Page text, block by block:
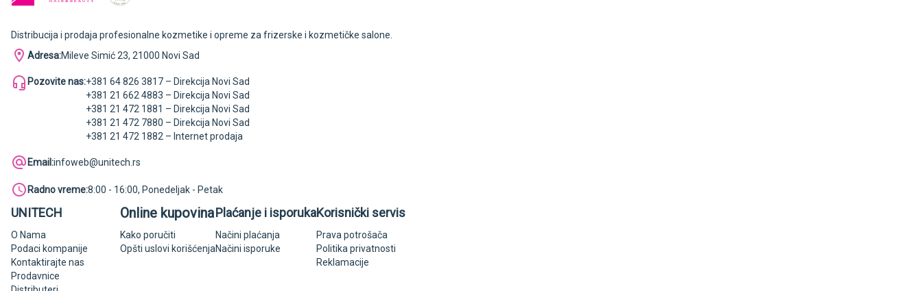
Distribucija i prodaja profesionalne kozmetike i opreme za frizerske i kozmetičke salone.
Adresa:Mileve Simić 23, 21000 Novi Sad
Pozovite nas:+381 64 826 3817 – Direkcija Novi Sad
+381 21 662 4883 – Direkcija Novi Sad
+381 21 472 1881 – Direkcija Novi Sad
+381 21 472 7880 – Direkcija Novi Sad
+381 21 472 1882 – Internet prodaja
Email:infoweb@unitech.rs
Radno vreme:8:00 - 16:00, Ponedeljak - Petak
UNITECH
O Nama
Podaci kompanije
Kontaktirajte nas
Prodavnice
Online kupovina
Kako poručiti
Opšti uslovi korišćenja
Plaćanje i isporuka
Načini plaćanja
Načini isporuke
Korisnički servis
Prava potrošača
Politika privatnosti
Reklamacije